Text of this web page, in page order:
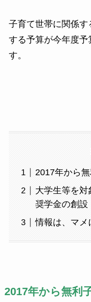
子育て世帯に関係
する予算が今年度予
す。
2017年から
大学生等を対
奨学金の創設
情報は、マメ
2017年から無利